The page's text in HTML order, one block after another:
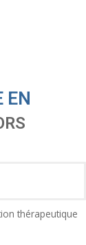
EN
thérapeutique